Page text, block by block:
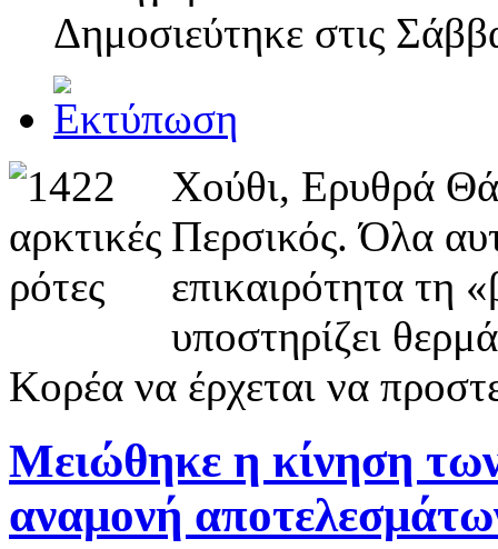
Δημοσιεύτηκε στις
Χούθι, Ερυθρά
Περσικός. Όλα
επικαιρότητα τη
υποστηρίζει
Κορέα να έρχεται να
Μειώθηκε η κίνηση
αναμονή